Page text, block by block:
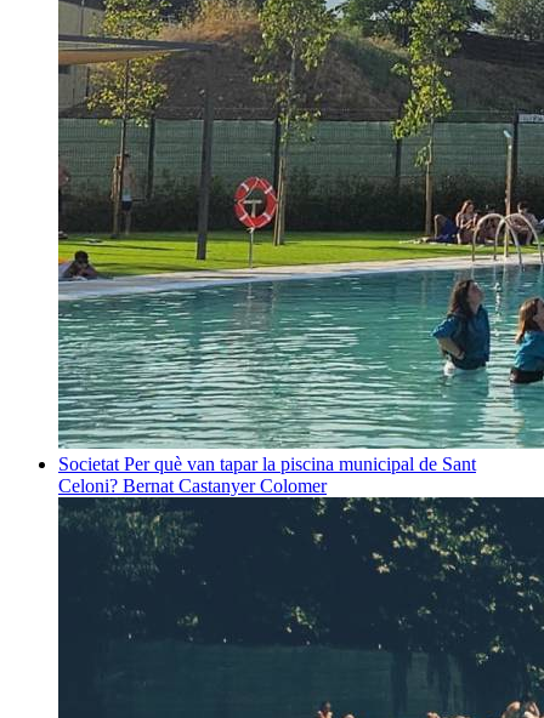
Societat Per què van tapar la piscina municipal de Sant
Celoni? Bernat Castanyer Colomer